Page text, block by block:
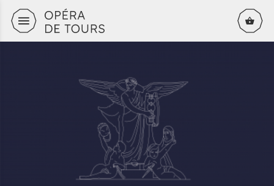
Aller au contenu principal